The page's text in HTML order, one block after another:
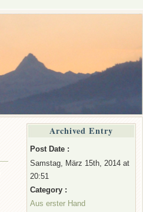
Archived Entry
Post Date :
Samstag, März 15th, 2014 at
20:51
Category :
Aus erster Hand